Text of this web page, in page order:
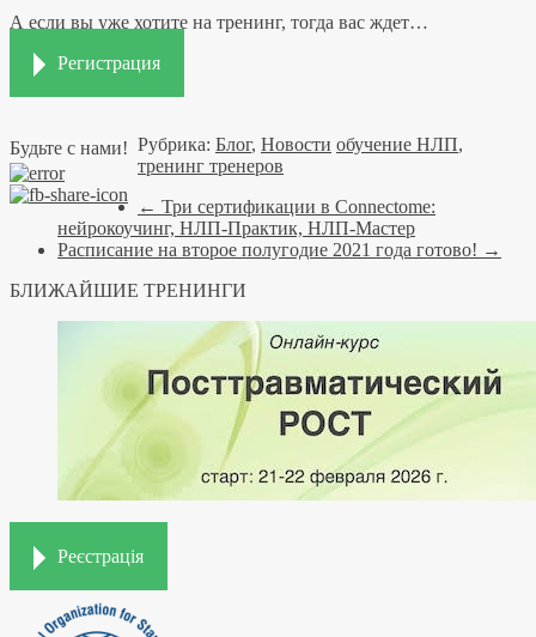
А если вы уже хотите на тренинг, тогда вас ждет…
Регистрация
Будьте с нами! Рубрика: Блог, Новости обучение НЛП,
тренинг тренеров
← Три сертификации в Connectome:
нейрокоучинг, НЛП-Практик, НЛП-Мастер
Расписание на второе полугодие 2021 года готово! →
БЛИЖАЙШИЕ ТРЕНИНГИ
Реєстрація